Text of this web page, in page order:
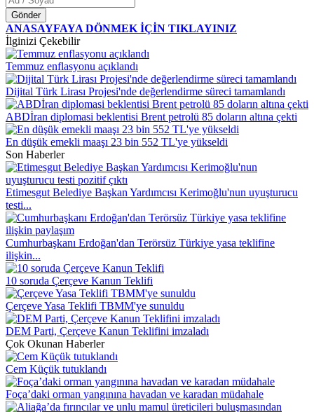
Gönder
ANASAYFAYA DÖNMEK İÇİN TIKLAYINIZ
İlginizi Çekebilir
Temmuz enflasyonu açıklandı
Dijital Türk Lirası Projesi'nde değerlendirme süreci tamamlandı
ABDİran diplomasi beklentisi Brent petrolü 85 doların altına çekti
En düşük emekli maaşı 23 bin 552 TL'ye yükseldi
Son Haberler
Etimesgut Belediye Başkan Yardımcısı Kerimoğlu'nun uyuşturucu
testi...
Cumhurbaşkanı Erdoğan'dan Terörsüz Türkiye yasa teklifine
ilişkin...
10 soruda Çerçeve Kanun Teklifi
Çerçeve Yasa Teklifi TBMM'ye sunuldu
DEM Parti, Çerçeve Kanun Teklifini imzaladı
Çok Okunan Haberler
Cem Küçük tutuklandı
Foça’daki orman yangınına havadan ve karadan müdahale